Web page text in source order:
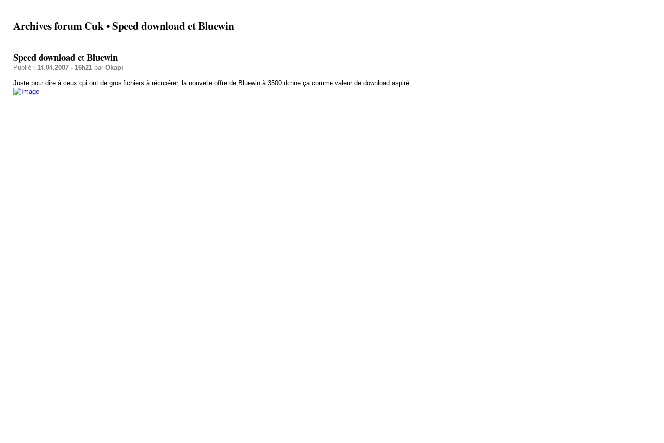
Archives forum Cuk • Speed download et Bluewin
Speed download et Bluewin
Publié : 14.04.2007 - 16h21par Okapi
Juste pour dire à ceux qui ont de gros fichiers à récupérer, la nouvelle offre de Bluewin à 3500 donne ça comme valeur de download aspiré.